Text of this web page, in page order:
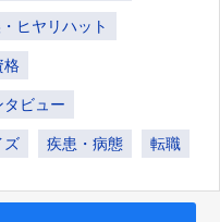
ヒヤリハット
格
ビュー
ズ 疾患・病態 転職